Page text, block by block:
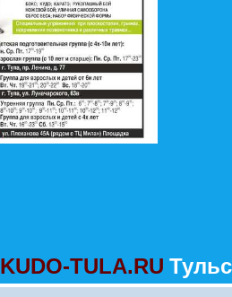
KUDO-TULA.RU